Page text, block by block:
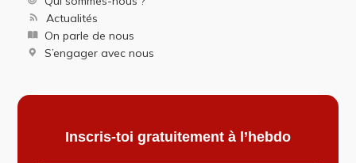
Actualités
On parle de nous
S’engager avec nous